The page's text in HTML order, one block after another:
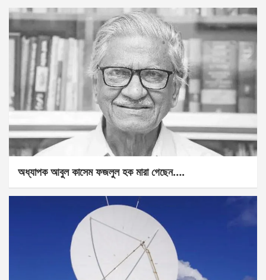
অধ্যাপক আবুল কাসেম ফজলুল হক মারা গেছেন….